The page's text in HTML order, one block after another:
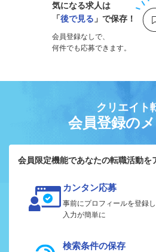
気になる求人は
「後で見る 」で保存！
会員登録なしで、
何件でも応募できます。
クリエイト
会員登録の
会員限定機能であなたの転職活動を
カンタン応募
事前にプロフィールを登録
入力が簡単に
検索条件の保存